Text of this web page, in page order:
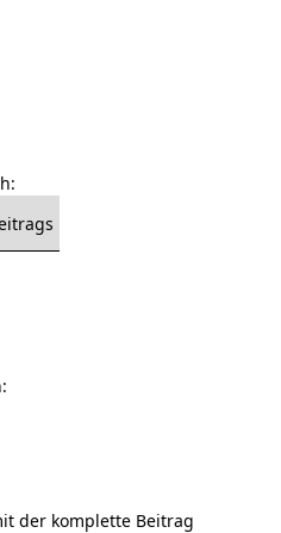
der komplette Beitrag